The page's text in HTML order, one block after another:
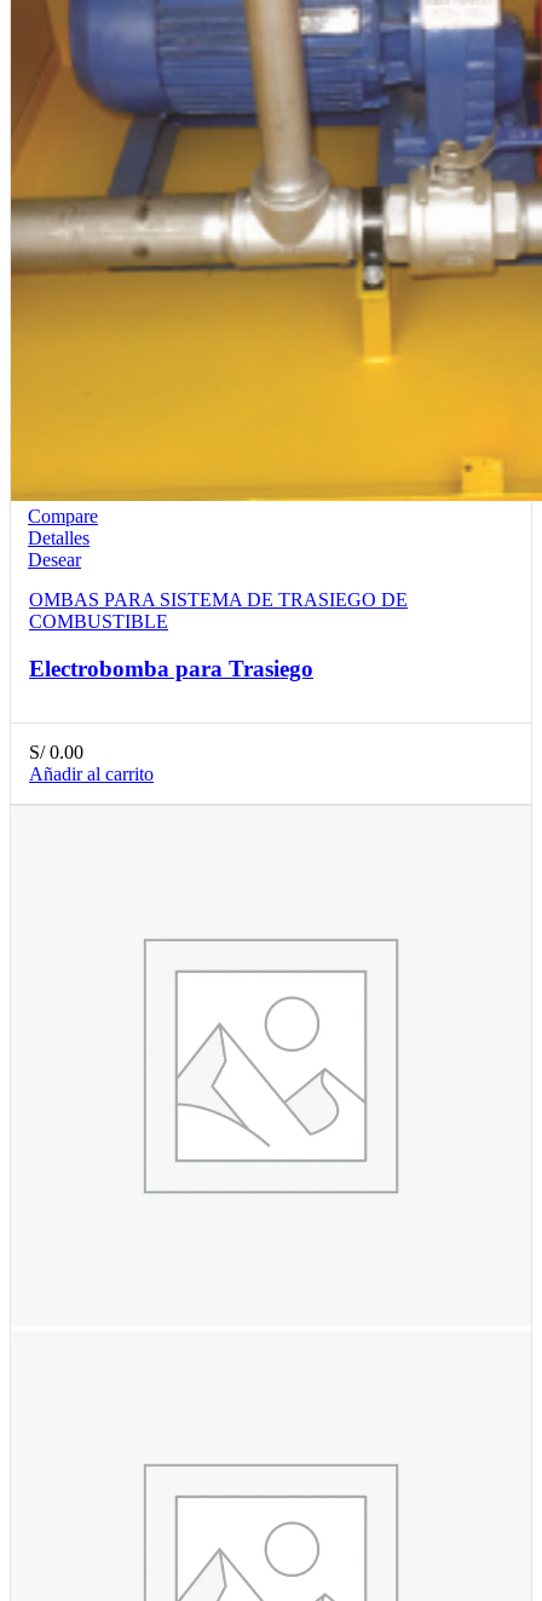
Compare
Detalles
Desear
OMBAS PARA SISTEMA DE TRASIEGO DE
COMBUSTIBLE
Electrobomba para Trasiego
S/0.00
Añadir al carrito